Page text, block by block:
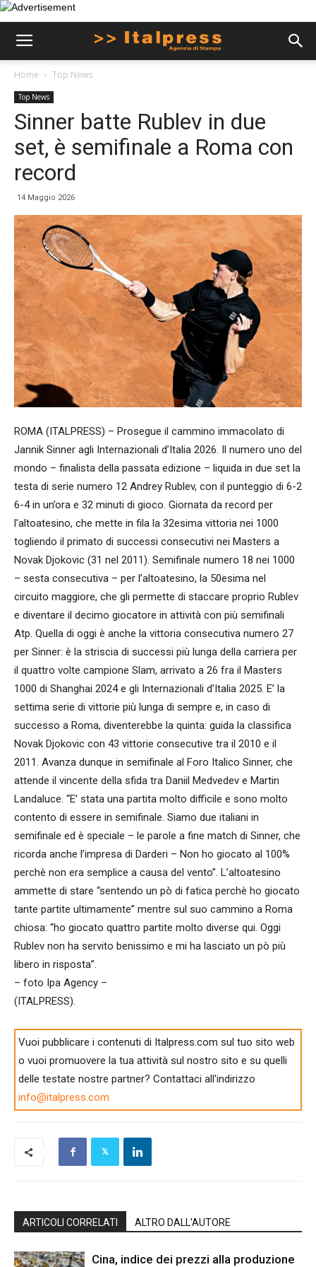
Home Top News
Top News
Sinner batte Rublev in due
set, è semifinale a Roma con
record
14 Maggio 2026
ROMA (ITALPRESS) – Prosegue il cammino immacolato di
Jannik Sinner agli Internazionali d’Italia 2026. Il numero uno del
mondo – finalista della passata edizione – liquida in due set la
testa di serie numero 12 Andrey Rublev, con il punteggio di 6-2
6-4 in un’ora e 32 minuti di gioco. Giornata da record per
l’altoatesino, che mette in fila la 32esima vittoria nei 1000
togliendo il primato di successi consecutivi nei Masters a
Novak Djokovic (31 nel 2011). Semifinale numero 18 nei 1000
– sesta consecutiva – per l’altoatesino, la 50esima nel
circuito maggiore, che gli permette di staccare proprio Rublev
e diventare il decimo giocatore in attività con più semifinali
Atp. Quella di oggi è anche la vittoria consecutiva numero 27
per Sinner: è la striscia di successi più lunga della carriera per
il quattro volte campione Slam, arrivato a 26 fra il Masters
1000 di Shanghai 2024 e gli Internazionali d’Italia 2025. E’ la
settima serie di vittorie più lunga di sempre e, in caso di
successo a Roma, diventerebbe la quinta: guida la classifica
Novak Djokovic con 43 vittorie consecutive tra il 2010 e il
2011. Avanza dunque in semifinale al Foro Italico Sinner, che
attende il vincente della sfida tra Daniil Medvedev e Martin
Landaluce. “E’ stata una partita molto difficile e sono molto
contento di essere in semifinale. Siamo due italiani in
semifinale ed è speciale – le parole a fine match di Sinner, che
ricorda anche l’impresa di Darderi – Non ho giocato al 100%
perchè non era semplice a causa del vento”. L’altoatesino
ammette di stare “sentendo un pò di fatica perchè ho giocato
tante partite ultimamente” mentre sul suo cammino a Roma
chiosa: “ho giocato quattro partite molto diverse qui. Oggi
Rublev non ha servito benissimo e mi ha lasciato un pò più
libero in risposta”.
– foto Ipa Agency –
(ITALPRESS).
Vuoi pubblicare i contenuti di Italpress.com sul tuo sito web
o vuoi promuovere la tua attività sul nostro sito e su quelli
delle testate nostre partner? Contattaci all'indirizzo
info@italpress.com
ARTICOLI CORRELATI ALTRO DALL'AUTORE
Cina, indice dei prezzi alla produzione